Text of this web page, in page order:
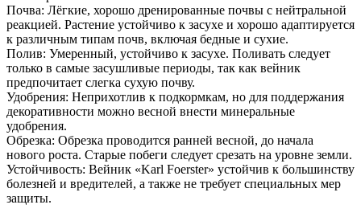
Почва: Лёгкие, хорошо дренированные почвы с нейтральной
реакцией. Растение устойчиво к засухе и хорошо адаптируется
к различным типам почв, включая бедные и сухие.
Полив: Умеренный, устойчиво к засухе. Поливать следует
только в самые засушливые периоды, так как вейник
предпочитает слегка сухую почву.
Удобрения: Неприхотлив к подкормкам, но для поддержания
декоративности можно весной внести минеральные
удобрения.
Обрезка: Обрезка проводится ранней весной, до начала
нового роста. Старые побеги следует срезать на уровне земли.
Устойчивость: Вейник «Karl Foerster» устойчив к большинству
болезней и вредителей, а также не требует специальных мер
защиты.